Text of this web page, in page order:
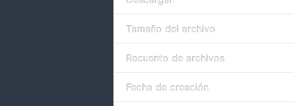
Tamaño del archivo
Recuento de archivos
Fecha de creación